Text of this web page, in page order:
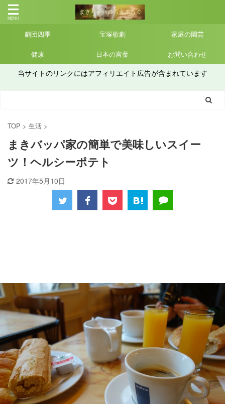
劇団四季 宝塚歌劇 家庭の園芸
健康 日本の言葉 お問い合わせ
当サイトのリンクにはアフィリエイト広告が含まれています
TOP > 生活 >
まきバッパ家の簡単で美味しいスイー
ツ！ヘルシーポテト
2017年5月10日